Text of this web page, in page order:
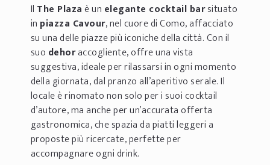
Il The Plazaè un elegante cocktail barsituato
in piazza Cavour, nel cuore di Como, affacciato
su una delle piazze più iconiche della città. Con il
suo dehoraccogliente, offre una vista
suggestiva, ideale per rilassarsi in ogni momento
della giornata, dal pranzo all’aperitivo serale. Il
locale è rinomato non solo per i suoi cocktail
d’autore, ma anche per un’accurata offerta
gastronomica, che spazia da piatti leggeri a
proposte più ricercate, perfette per
accompagnare ogni drink.